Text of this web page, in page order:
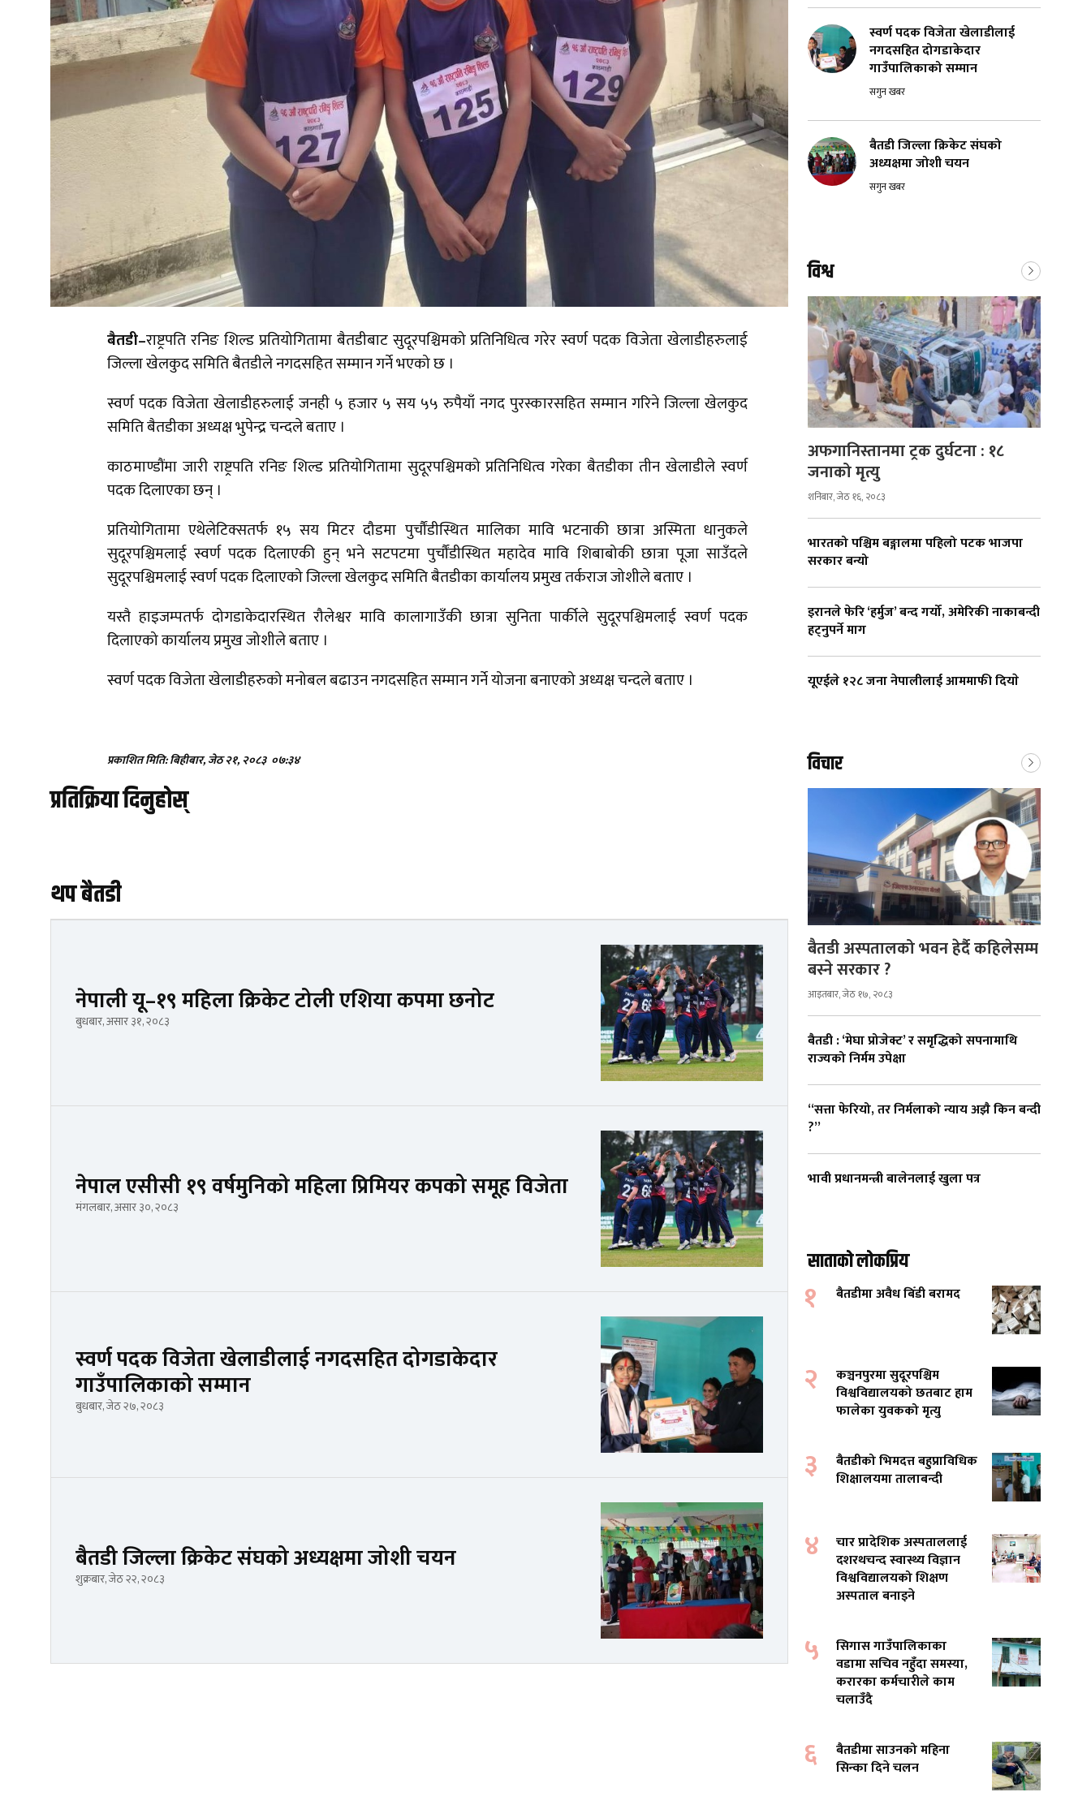
बैतडी–राष्ट्रपति रनिङ शिल्ड प्रतियोगितामा बैतडीबाट सुदूरपश्चिमको प्रतिनिधित्व गरेर स्वर्ण पदक विजेता खेलाडीहरुलाई
जिल्ला खेलकुद समिति बैतडीले नगदसहित सम्मान गर्ने भएको छ ।
स्वर्ण पदक विजेता खेलाडीहरुलाई जनही ५ हजार ५ सय ५५ रुपैयाँ नगद पुरस्कारसहित सम्मान गरिने जिल्ला खेलकुद
समिति बैतडीका अध्यक्ष भुपेन्द्र चन्दले बताए ।
काठमाण्डौंमा जारी राष्ट्रपति रनिङ शिल्ड प्रतियोगितामा सुदूरपश्चिमको प्रतिनिधित्व गरेका बैतडीका तीन खेलाडीले स्वर्ण
पदक दिलाएका छन् ।
प्रतियोगितामा एथेलेटिक्सतर्फ १५ सय मिटर दौडमा पुर्चौंडीस्थित मालिका मावि भटनाकी छात्रा अस्मिता धानुकले
सुदूरपश्चिमलाई स्वर्ण पदक दिलाएकी हुन् भने सटपटमा पुर्चौंडीस्थित महादेव मावि शिबाबोकी छात्रा पूजा साउँदले
सुदूरपश्चिमलाई स्वर्ण पदक दिलाएको जिल्ला खेलकुद समिति बैतडीका कार्यालय प्रमुख तर्कराज जोशीले बताए ।
यस्तै हाइजम्पतर्फ दोगडाकेदारस्थित रौलेश्वर मावि कालागाउँकी छात्रा सुनिता पार्कीले सुदूरपश्चिमलाई स्वर्ण पदक
दिलाएको कार्यालय प्रमुख जोशीले बताए ।
स्वर्ण पदक विजेता खेलाडीहरुको मनोबल बढाउन नगदसहित सम्मान गर्ने योजना बनाएको अध्यक्ष चन्दले बताए ।
प्रकाशित मिति: बिहीबार, जेठ २१, २०८३ ०७:३४
प्रतिक्रिया दिनुहोस्
थप बैतडी
नेपाली यू–१९ महिला क्रिकेट टोली एशिया कपमा छनोट
बुधबार, असार ३१, २०८३
नेपाल एसीसी १९ वर्षमुनिको महिला प्रिमियर कपको समूह विजेता
मंगलबार, असार ३०, २०८३
स्वर्ण पदक विजेता खेलाडीलाई नगदसहित दोगडाकेदार
गाउँपालिकाको सम्मान
बुधबार, जेठ २७, २०८३
बैतडी जिल्ला क्रिकेट संघको अध्यक्षमा जोशी चयन
शुक्रबार, जेठ २२, २०८३
स्वर्ण पदक विजेता खेलाडीलाई
नगदसहित दोगडाकेदार
गाउँपालिकाको सम्मान
सगुन खबर
बैतडी जिल्ला क्रिकेट संघको
अध्यक्षमा जोशी चयन
सगुन खबर
विश्व
अफगानिस्तानमा ट्रक दुर्घटना : १८
जनाको मृत्यु
शनिबार, जेठ १६, २०८३
भारतको पश्चिम बङ्गालमा पहिलो पटक भाजपा
सरकार बन्यो
इरानले फेरि ‘हर्मुज’ बन्द गर्यो, अमेरिकी नाकाबन्दी
हट्नुपर्ने माग
यूएईले १२८ जना नेपालीलाई आममाफी दियाे
विचार
बैतडी अस्पतालको भवन हेर्दै कहिलेसम्म
बस्ने सरकार ?
आइतबार, जेठ १७, २०८३
बैतडी : ‘मेघा प्रोजेक्ट’ र समृद्धिको सपनामाथि
राज्यको निर्मम उपेक्षा
“सत्ता फेरियो, तर निर्मलाको न्याय अझै किन बन्दी
?”
भावी प्रधानमन्त्री बालेनलाई खुला पत्र
साताको लोकप्रिय
१ बैतडीमा अवैध बिँडी बरामद
२
कञ्चनपुरमा सुदूरपश्चिम
विश्वविद्यालयको छतबाट हाम
फालेका युवकको मृत्यु
३
बैतडीको भिमदत्त बहुप्राविधिक
शिक्षालयमा तालाबन्दी
४
चार प्रादेशिक अस्पताललाई
दशरथचन्द स्वास्थ्य विज्ञान
विश्वविद्यालयको शिक्षण
अस्पताल बनाइने
५
सिगास गाउँपालिकाका
वडामा सचिव नहुँदा समस्या,
करारका कर्मचारीले काम
चलाउँदै
६
बैतडीमा साउनको महिना
सिन्का दिने चलन